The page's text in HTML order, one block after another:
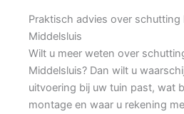
Praktisch advies over schutting
Middelsluis
Wilt u meer weten over
Middelsluis? Dan wilt u
uitvoering bij uw tuin past, wat
montage en waar u rekening